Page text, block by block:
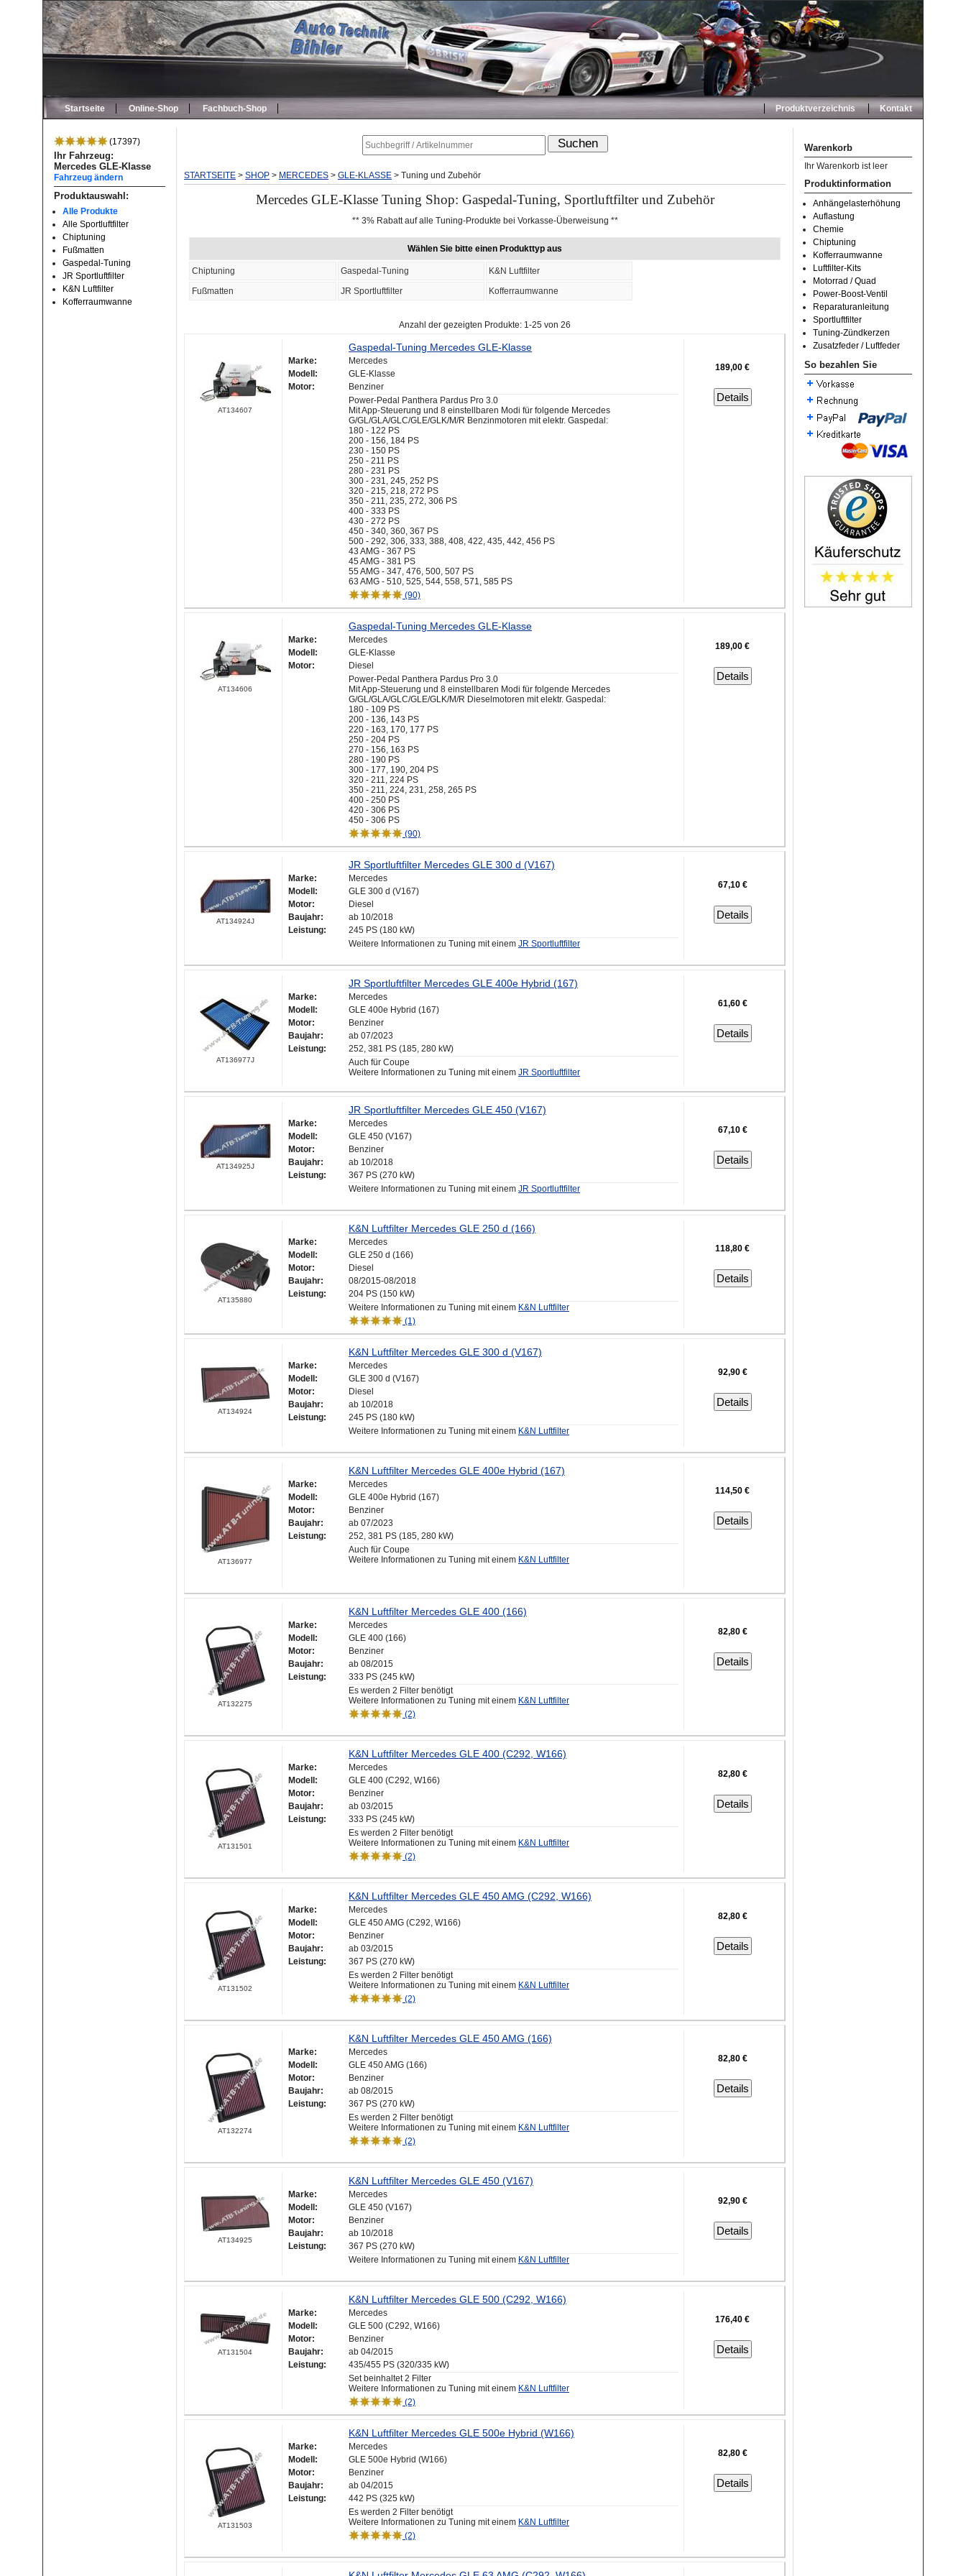
Startseite Online-Shop Fachbuch-Shop Produktverzeichnis Kontakt
(17397)
Ihr Fahrzeug:
Mercedes GLE-Klasse
Fahrzeug ändern
Produktauswahl:
Alle Produkte
Alle Sportluftfilter
Chiptuning
Fußmatten
Gaspedal-Tuning
JR Sportluftfilter
K&N Luftfilter
Kofferraumwanne
Warenkorb
Ihr Warenkorb ist leer
Produktinformation
Anhängelasterhöhung
Auflastung
Chemie
Chiptuning
Kofferraumwanne
Luftfilter-Kits
Motorrad / Quad
Power-Boost-Ventil
Reparaturanleitung
Sportluftfilter
Tuning-Zündkerzen
Zusatzfeder / Luftfeder
So bezahlen Sie
STARTSEITE > SHOP > MERCEDES > GLE-KLASSE > Tuning und Zubehör
Mercedes GLE-Klasse Tuning Shop: Gaspedal-Tuning, Sportluftfilter und Zubehör
** 3% Rabatt auf alle Tuning-Produkte bei Vorkasse-Überweisung **
Wählen Sie bitte einen Produkttyp aus
Chiptuning Gaspedal-Tuning
K&N Luftfilter
Fußmatten
JR Sportluftfilter Kofferraumwanne
Anzahl der gezeigten Produkte: 1-25 von 26
AT134607
Gaspedal-Tuning Mercedes GLE-Klasse
Marke:
Mercedes
Modell:
GLE-Klasse
Motor:
Benziner
Power-Pedal Panthera Pardus Pro 3.0
Mit App-Steuerung und 8 einstellbaren Modi für folgende Mercedes
G/GL/GLA/GLC/GLE/GLK/M/R Benzinmotoren mit elektr. Gaspedal:
180 - 122 PS
200 - 156, 184 PS
230 - 150 PS
250 - 211 PS
280 - 231 PS
300 - 231, 245, 252 PS
320 - 215, 218, 272 PS
350 - 211, 235, 272, 306 PS
400 - 333 PS
430 - 272 PS
450 - 340, 360, 367 PS
500 - 292, 306, 333, 388, 408, 422, 435, 442, 456 PS
43 AMG - 367 PS
45 AMG - 381 PS
55 AMG - 347, 476, 500, 507 PS
63 AMG - 510, 525, 544, 558, 571, 585 PS
(90)
189,00 €
Details
AT134606
Gaspedal-Tuning Mercedes GLE-Klasse
Marke:
Mercedes
Modell:
GLE-Klasse
Motor:
Diesel
Power-Pedal Panthera Pardus Pro 3.0
Mit App-Steuerung und 8 einstellbaren Modi für folgende Mercedes
G/GL/GLA/GLC/GLE/GLK/M/R Dieselmotoren mit elektr. Gaspedal:
180 - 109 PS
200 - 136, 143 PS
220 - 163, 170, 177 PS
250 - 204 PS
270 - 156, 163 PS
280 - 190 PS
300 - 177, 190, 204 PS
320 - 211, 224 PS
350 - 211, 224, 231, 258, 265 PS
400 - 250 PS
420 - 306 PS
450 - 306 PS
(90)
189,00 €
Details
AT134924J
JR Sportluftfilter Mercedes GLE 300 d (V167)
Marke:
Mercedes
Modell:
GLE 300 d (V167)
Motor:
Diesel
Baujahr:
ab 10/2018
Leistung:
245 PS (180 kW)
Weitere Informationen zu Tuning mit einem JR Sportluftfilter
67,10 €
Details
AT136977J
JR Sportluftfilter Mercedes GLE 400e Hybrid (167)
Marke:
Mercedes
Modell:
GLE 400e Hybrid (167)
Motor:
Benziner
Baujahr:
ab 07/2023
Leistung:
252, 381 PS (185, 280 kW)
Auch für Coupe
Weitere Informationen zu Tuning mit einem JR Sportluftfilter
61,60 €
Details
AT134925J
JR Sportluftfilter Mercedes GLE 450 (V167)
Marke:
Mercedes
Modell:
GLE 450 (V167)
Motor:
Benziner
Baujahr:
ab 10/2018
Leistung:
367 PS (270 kW)
Weitere Informationen zu Tuning mit einem JR Sportluftfilter
67,10 €
Details
AT135880
K&N Luftfilter Mercedes GLE 250 d (166)
Marke:
Mercedes
Modell:
GLE 250 d (166)
Motor:
Diesel
Baujahr:
08/2015-08/2018
Leistung:
204 PS (150 kW)
Weitere Informationen zu Tuning mit einem K&N Luftfilter
(1)
118,80 €
Details
AT134924
K&N Luftfilter Mercedes GLE 300 d (V167)
Marke:
Mercedes
Modell:
GLE 300 d (V167)
Motor:
Diesel
Baujahr:
ab 10/2018
Leistung:
245 PS (180 kW)
Weitere Informationen zu Tuning mit einem K&N Luftfilter
92,90 €
Details
AT136977
K&N Luftfilter Mercedes GLE 400e Hybrid (167)
Marke:
Mercedes
Modell:
GLE 400e Hybrid (167)
Motor:
Benziner
Baujahr:
ab 07/2023
Leistung:
252, 381 PS (185, 280 kW)
Auch für Coupe
Weitere Informationen zu Tuning mit einem K&N Luftfilter
114,50 €
Details
AT132275
K&N Luftfilter Mercedes GLE 400 (166)
Marke:
Mercedes
Modell:
GLE 400 (166)
Motor:
Benziner
Baujahr:
ab 08/2015
Leistung:
333 PS (245 kW)
Es werden 2 Filter benötigt
Weitere Informationen zu Tuning mit einem K&N Luftfilter
(2)
82,80 €
Details
AT131501
K&N Luftfilter Mercedes GLE 400 (C292, W166)
Marke:
Mercedes
Modell:
GLE 400 (C292, W166)
Motor:
Benziner
Baujahr:
ab 03/2015
Leistung:
333 PS (245 kW)
Es werden 2 Filter benötigt
Weitere Informationen zu Tuning mit einem K&N Luftfilter
(2)
82,80 €
Details
AT131502
K&N Luftfilter Mercedes GLE 450 AMG (C292, W166)
Marke:
Mercedes
Modell:
GLE 450 AMG (C292, W166)
Motor:
Benziner
Baujahr:
ab 03/2015
Leistung:
367 PS (270 kW)
Es werden 2 Filter benötigt
Weitere Informationen zu Tuning mit einem K&N Luftfilter
(2)
82,80 €
Details
AT132274
K&N Luftfilter Mercedes GLE 450 AMG (166)
Marke:
Mercedes
Modell:
GLE 450 AMG (166)
Motor:
Benziner
Baujahr:
ab 08/2015
Leistung:
367 PS (270 kW)
Es werden 2 Filter benötigt
Weitere Informationen zu Tuning mit einem K&N Luftfilter
(2)
82,80 €
Details
AT134925
K&N Luftfilter Mercedes GLE 450 (V167)
Marke:
Mercedes
Modell:
GLE 450 (V167)
Motor:
Benziner
Baujahr:
ab 10/2018
Leistung:
367 PS (270 kW)
Weitere Informationen zu Tuning mit einem K&N Luftfilter
92,90 €
Details
AT131504
K&N Luftfilter Mercedes GLE 500 (C292, W166)
Marke:
Mercedes
Modell:
GLE 500 (C292, W166)
Motor:
Benziner
Baujahr:
ab 04/2015
Leistung:
435/455 PS (320/335 kW)
Set beinhaltet 2 Filter
Weitere Informationen zu Tuning mit einem K&N Luftfilter
(2)
176,40 €
Details
AT131503
K&N Luftfilter Mercedes GLE 500e Hybrid (W166)
Marke:
Mercedes
Modell:
GLE 500e Hybrid (W166)
Motor:
Benziner
Baujahr:
ab 04/2015
Leistung:
442 PS (325 kW)
Es werden 2 Filter benötigt
Weitere Informationen zu Tuning mit einem K&N Luftfilter
(2)
82,80 €
Details